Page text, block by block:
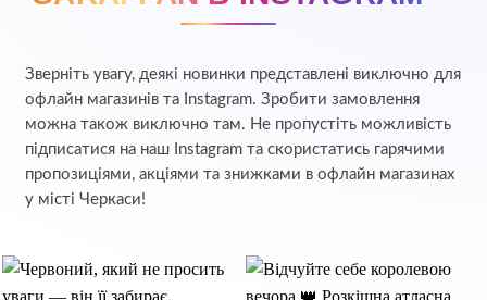
Зверніть увагу, деякі новинки представлені виключно для
офлайн магазинів та Instagram. Зробити замовлення
можна також виключно там. Не пропустіть можливість
підписатися на наш Instagram та скористатись гарячими
пропозиціями, акціями та знижками в офлайн магазинах
у місті Черкаси!